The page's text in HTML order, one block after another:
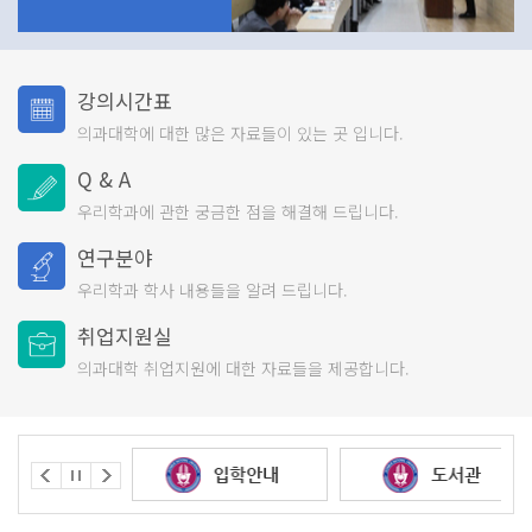
강의시간표
의과대학에 대한 많은 자료들이 있는 곳 입니다.
Q & A
우리학과에 관한 궁금한 점을 해결해 드립니다.
연구분야
우리학과 학사 내용들을 알려 드립니다.
취업지원실
의과대학 취업지원에 대한 자료들을 제공합니다.